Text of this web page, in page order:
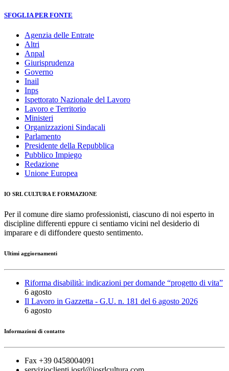
SFOGLIA PER FONTE
Agenzia delle Entrate
Altri
Anpal
Giurisprudenza
Governo
Inail
Inps
Ispettorato Nazionale del Lavoro
Lavoro e Territorio
Ministeri
Organizzazioni Sindacali
Parlamento
Presidente della Repubblica
Pubblico Impiego
Redazione
Unione Europea
IO SRL CULTURA E FORMAZIONE
Per il comune dire siamo professionisti, ciascuno di noi esperto in
discipline differenti eppure ci sentiamo vicini nel desiderio di
imparare e di diffondere questo sentimento.
Ultimi aggiornamenti
Riforma disabilità: indicazioni per domande “progetto di vita”
6 agosto
Il Lavoro in Gazzetta - G.U. n. 181 del 6 agosto 2026
6 agosto
Informazioni di contatto
Fax +39 0458004091